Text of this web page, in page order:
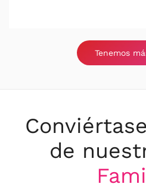
Tenemos
de